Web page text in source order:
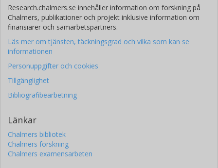
Research.chalmers.se innehåller information om forskning på
Chalmers, publikationer och projekt inklusive information om
finansiärer och samarbetspartners.
Läs mer om tjänsten, täckningsgrad och vilka som kan se
informationen
Personuppgifter och cookies
Tillgänglighet
Bibliografibearbetning
Länkar
Chalmers bibliotek
Chalmers forskning
Chalmers examensarbeten